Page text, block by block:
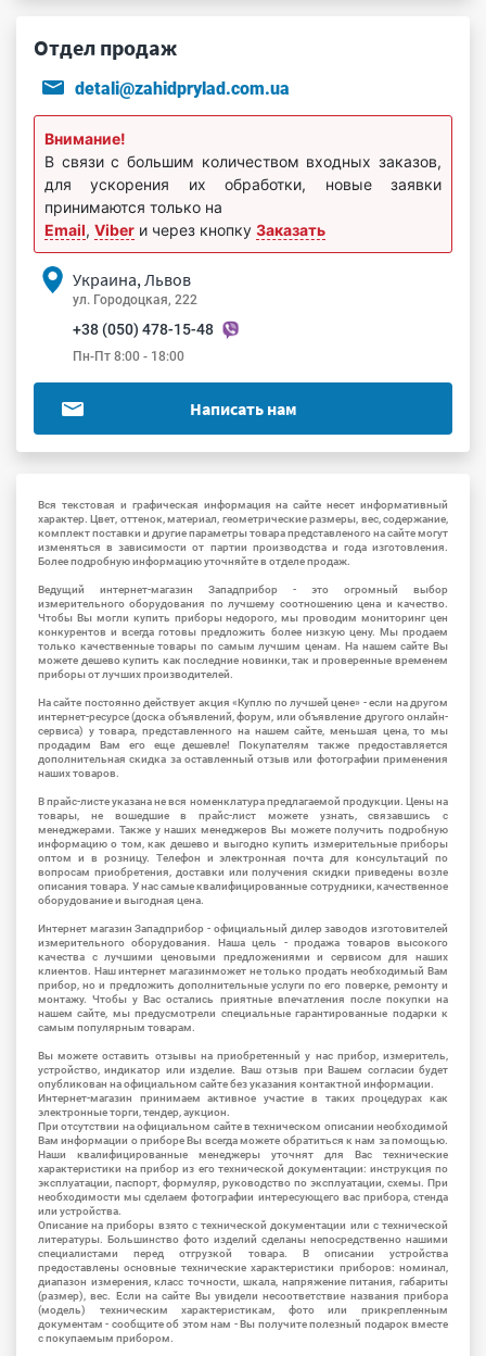
Отдел продаж
detali@zahidprylad.com.ua
Внимание!
В связи с большим количеством входных заказов,
для ускорения их обработки, новые заявки
принимаются только на
Email, Viber и через кнопку Заказать
Украина, Львов
ул. Городоцкая, 222
+38 (050) 478-15-48
Пн-Пт 8:00 - 18:00
Написать нам
Вся текстовая и графическая информация на сайте несет информативный
характер. Цвет, оттенок, материал, геометрические размеры, вес, содержание,
комплект поставки и другие параметры товара представленого на сайте могут
изменяться в зависимости от партии производства и года изготовления.
Более подробную информацию уточняйте в отделе продаж.
Ведущий интернет-магазин Западприбор - это огромный выбор
измерительного оборудования по лучшему соотношению цена и качество.
Чтобы Вы могли купить приборы недорого, мы проводим мониторинг цен
конкурентов и всегда готовы предложить более низкую цену. Мы продаем
только качественные товары по самым лучшим ценам. На нашем сайте Вы
можете дешево купить как последние новинки, так и проверенные временем
приборы от лучших производителей.
На сайте постоянно действует акция «Куплю по лучшей цене» - если на другом
интернет-ресурсе (доска объявлений, форум, или объявление другого онлайн-
сервиса) у товара, представленного на нашем сайте, меньшая цена, то мы
продадим Вам его еще дешевле! Покупателям также предоставляется
дополнительная скидка за оставленный отзыв или фотографии применения
наших товаров.
В прайс-листе указана не вся номенклатура предлагаемой продукции. Цены на
товары, не вошедшие в прайс-лист можете узнать, связавшись с
менеджерами. Также у наших менеджеров Вы можете получить подробную
информацию о том, как дешево и выгодно купить измерительные приборы
оптом и в розницу. Телефон и электронная почта для консультаций по
вопросам приобретения, доставки или получения скидки приведены возле
описания товара. У нас самые квалифицированные сотрудники, качественное
оборудование и выгодная цена.
Интернет магазин Западприбор - официальный дилер заводов изготовителей
измерительного оборудования. Наша цель - продажа товаров высокого
качества с лучшими ценовыми предложениями и сервисом для наших
клиентов. Наш интернет магазинможет не только продать необходимый Вам
прибор, но и предложить дополнительные услуги по его поверке, ремонту и
монтажу. Чтобы у Вас остались приятные впечатления после покупки на
нашем сайте, мы предусмотрели специальные гарантированные подарки к
самым популярным товарам.
Вы можете оставить отзывы на приобретенный у нас прибор, измеритель,
устройство, индикатор или изделие. Ваш отзыв при Вашем согласии будет
опубликован на официальном сайте без указания контактной информации.
Интернет-магазин принимаем активное участие в таких процедурах как
электронные торги, тендер, аукцион.
При отсутствии на официальном сайте в техническом описании необходимой
Вам информации о приборе Вы всегда можете обратиться к нам за помощью.
Наши квалифицированные менеджеры уточнят для Вас технические
характеристики на прибор из его технической документации: инструкция по
эксплуатации, паспорт, формуляр, руководство по эксплуатации, схемы. При
необходимости мы сделаем фотографии интересующего вас прибора, стенда
или устройства.
Описание на приборы взято с технической документации или с технической
литературы. Большинство фото изделий сделаны непосредственно нашими
специалистами перед отгрузкой товара. В описании устройства
предоставлены основные технические характеристики приборов: номинал,
диапазон измерения, класс точности, шкала, напряжение питания, габариты
(размер), вес. Если на сайте Вы увидели несоответствие названия прибора
(модель) техническим характеристикам, фото или прикрепленным
документам - сообщите об этом нам - Вы получите полезный подарок вместе
с покупаемым прибором.